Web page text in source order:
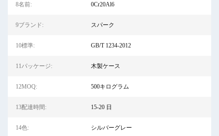
8名前: 0Cr20Al6
9ブランド: スパーク
10標準: GB/T 1234-2012
11パッケージ: 木製ケース
12MOQ: 500キログラム
13配達時間: 15-20 日
14色: シルバーグレー